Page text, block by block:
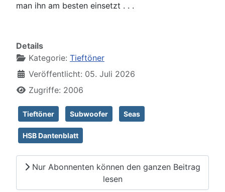
man ihn am besten einsetzt . . .
Details
Kategorie: Tieftöner
Veröffentlicht: 05. Juli 2026
Zugriffe: 2006
Tieftöner Subwoofer Seas
HSB Dantenblatt
Nur Abonnenten können den ganzen Beitrag
lesen